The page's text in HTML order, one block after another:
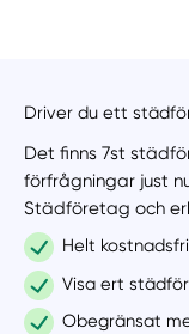
Driver du ett
Det finns 7st
förfrågningar just
Städföretag och
Helt
Visa ert
Obegränsat